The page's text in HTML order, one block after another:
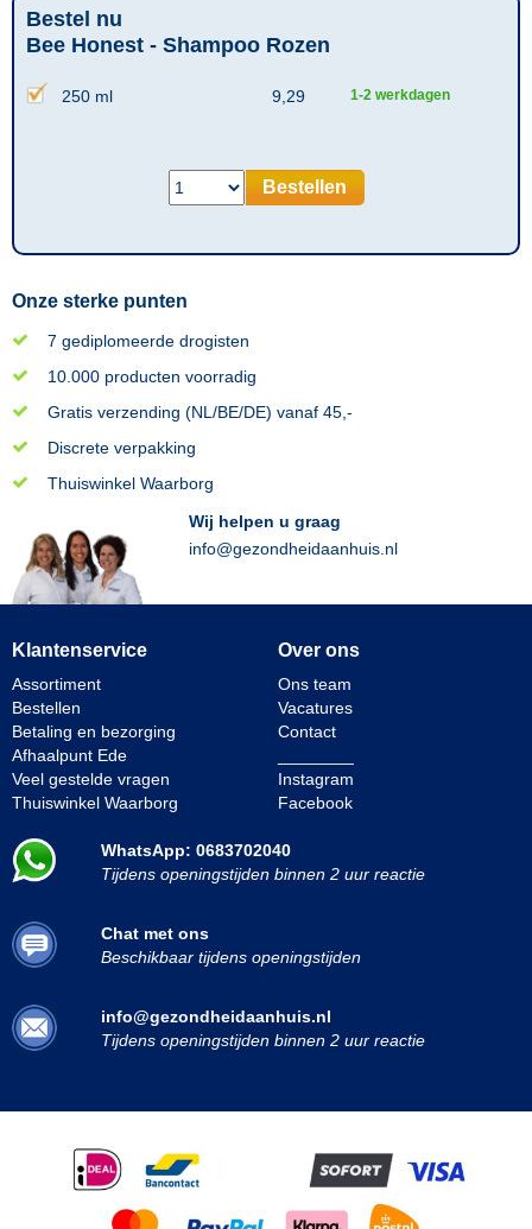
Bestel nu
Bee Honest - Shampoo Rozen
250 ml 9,29 1-2 werkdagen
Bestellen
Onze sterke punten
7 gediplomeerde drogisten
10.000 producten voorradig
Gratis verzending (NL/BE/DE) vanaf 45,-
Discrete verpakking
Thuiswinkel Waarborg
Wij helpen u graag
info@gezondheidaanhuis.nl
Klantenservice
Assortiment
Bestellen
Betaling en bezorging
Afhaalpunt Ede
Veel gestelde vragen
Thuiswinkel Waarborg
Over ons
Ons team
Vacatures
Contact
Instagram
Facebook
WhatsApp: 0683702040
Tijdens openingstijden binnen 2 uur reactie
Chat met ons
Beschikbaar tijdens openingstijden
info@gezondheidaanhuis.nl
Tijdens openingstijden binnen 2 uur reactie